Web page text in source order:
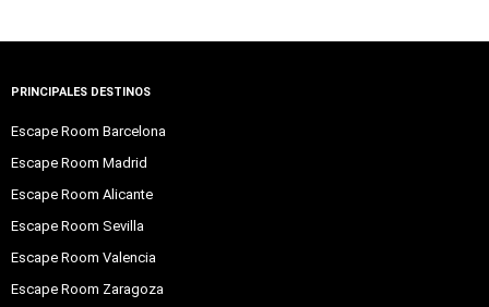
PRINCIPALES DESTINOS
Escape Room Barcelona
Escape Room Madrid
Escape Room Alicante
Escape Room Sevilla
Escape Room Valencia
Escape Room Zaragoza